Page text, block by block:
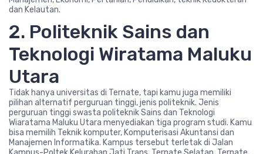
dan Kelautan.
2. Politeknik Sains dan
Teknologi Wiratama Maluku
Utara
Tidak hanya universitas di Ternate, tapi kamu juga memiliki
pilihan alternatif perguruan tinggi, jenis politeknik. Jenis
perguruan tinggi swasta politeknik Sains dan Teknologi
Wiaratama Maluku Utara menyediakan tiga program studi. Kamu
bisa memilih Teknik komputer, Komputerisasi Akuntansi dan
Manajemen Informatika. Kampus tersebut terletak di Jalan